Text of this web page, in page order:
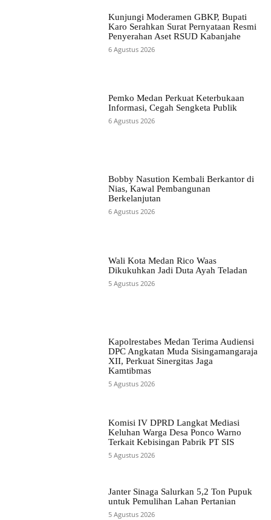
Kunjungi Moderamen GBKP, Bupati
Karo Serahkan Surat Pernyataan Resmi
Penyerahan Aset RSUD Kabanjahe
6 Agustus 2026
Pemko Medan Perkuat Keterbukaan
Informasi, Cegah Sengketa Publik
6 Agustus 2026
Bobby Nasution Kembali Berkantor di
Nias, Kawal Pembangunan
Berkelanjutan
6 Agustus 2026
Wali Kota Medan Rico Waas
Dikukuhkan Jadi Duta Ayah Teladan
5 Agustus 2026
Kapolrestabes Medan Terima Audiensi
DPC Angkatan Muda Sisingamangaraja
XII, Perkuat Sinergitas Jaga
Kamtibmas
5 Agustus 2026
Komisi IV DPRD Langkat Mediasi
Keluhan Warga Desa Ponco Warno
Terkait Kebisingan Pabrik PT SIS
5 Agustus 2026
Janter Sinaga Salurkan 5,2 Ton Pupuk
untuk Pemulihan Lahan Pertanian
5 Agustus 2026